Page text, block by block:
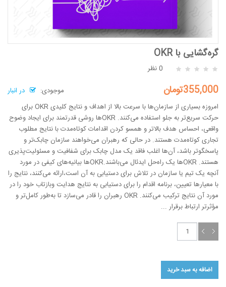
گره‌گشایی با OKR
0 نظر
355,000تومان موجودی:
در انبار
امروزه بسیاری از سازمان‌ها با سرعت بالا از اهداف و نتایج کلیدی OKR برای
حرکت سریع‌تر به جلو استفاده می‌کنند. OKRها روشی قدرتمند برای ایجاد وضوح
واقعی، احساس هدف بالاتر و همسو کردن اقدامات کوتاه‌مدت با نتایج مطلوب
تجاری کوتاه‌مدت هستند. در حالی که رهبران می‌خواهند سازمان چابک‌تر و
پاسخگوتر باشد، آن‌ها اغلب فاقد یک مدل چابک برای شفافیت و مسئولیت‌پذیری
هستند. OKRها یک راه‌حل ایدئال می‌باشند.OKRها بیانیه‌های کیفی در مورد
آنچه یک تیم یا سازمان در تلاش برای دستیابی به آن است،‌ارائه می‌کنند، نتایج را
با معیارها تعیین،‌ برنامه اقدام را برای دستیابی به نتایج هدایت وبازتاب خود را در
مورد آن نتایج ترکیب می‌کنند. OKR رهبران را قادر می‌سازد تا به‌طور کامل‌تر و
مؤثرتر ارتباط برقرار ...